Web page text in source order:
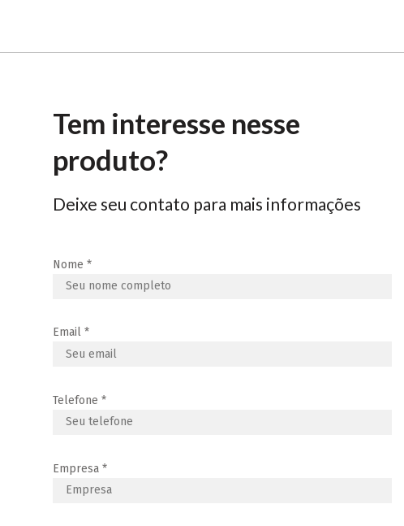
Tem interesse nesse
produto?
Deixe seu contato para mais informações
Nome *
Email *
Telefone *
Empresa *